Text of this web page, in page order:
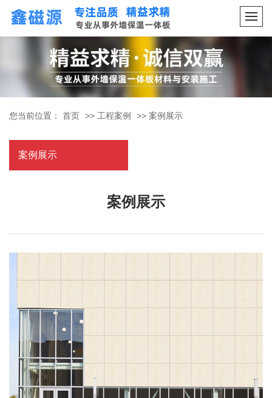
您当前位置： 首页 >> 工程案例 >> 案例展示
案例展示
案例展示